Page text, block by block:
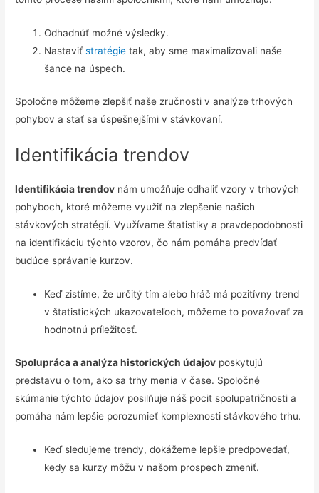
Odhadnúť možné výsledky.
Nastaviťstratégie tak, aby sme maximalizovali naše
šance na úspech.
Spoločne môžeme zlepšiť naše zručnosti v analýze trhových
pohybov a stať sa úspešnejšími v stávkovaní.
Identifikácia trendov
Identifikácia trendov nám umožňuje odhaliť vzory v trhových
pohyboch, ktoré môžeme využiť na zlepšenie našich
stávkových stratégií. Využívame štatistiky a pravdepodobnosti
na identifikáciu týchto vzorov, čo nám pomáha predvídať
budúce správanie kurzov.
Keď zistíme, že určitý tím alebo hráč má pozitívny trend
v štatistických ukazovateľoch, môžeme to považovať za
hodnotnú príležitosť.
Spolupráca a analýza historických údajov poskytujú
predstavu o tom, ako sa trhy menia v čase. Spoločné
skúmanie týchto údajov posilňuje náš pocit spolupatričnosti a
pomáha nám lepšie porozumieť komplexnosti stávkového trhu.
Keď sledujeme trendy, dokážeme lepšie predpovedať,
kedy sa kurzy môžu v našom prospech zmeniť.